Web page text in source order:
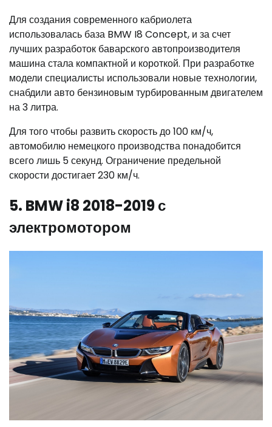
Для создания современного кабриолета
использовалась база BMW I8 Concept, и за счет
лучших разработок баварского автопроизводителя
машина стала компактной и короткой. При разработке
модели специалисты использовали новые технологии,
снабдили авто бензиновым турбированным двигателем
на 3 литра.
Для того чтобы развить скорость до 100 км/ч,
автомобилю немецкого производства понадобится
всего лишь 5 секунд. Ограничение предельной
скорости достигает 230 км/ч.
5. BMW i8 2018-2019 с
электромотором